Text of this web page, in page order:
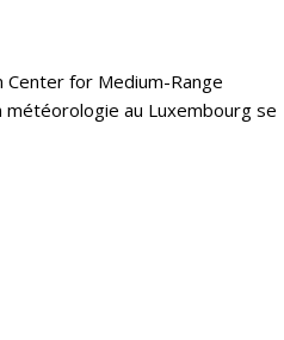
Center for Medium-Range
au Luxembourg se